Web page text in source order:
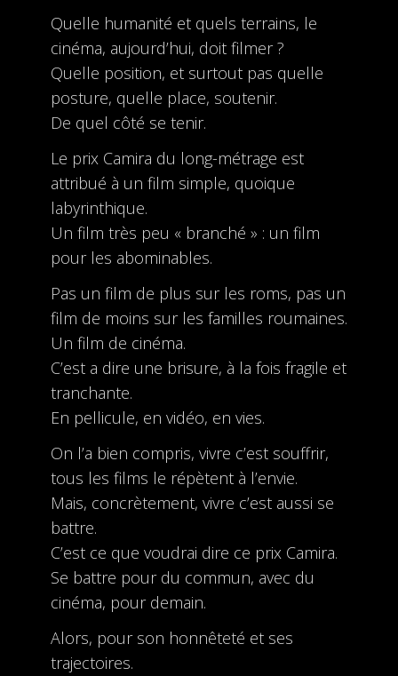
Quelle humanité et quels terrains, le
cinéma, aujourd’hui, doit filmer ?
Quelle position, et surtout pas quelle
posture, quelle place, soutenir.
De quel côté se tenir.
Le prix Camira du long-métrage est
attribué à un film simple, quoique
labyrinthique.
Un film très peu « branché » : un film
pour les abominables.
Pas un film de plus sur les roms, pas un
film de moins sur les familles roumaines.
Un film de cinéma.
C’est a dire une brisure, à la fois fragile et
tranchante.
En pellicule, en vidéo, en vies.
On l’a bien compris, vivre c’est souffrir,
tous les films le répètent à l’envie.
Mais, concrètement, vivre c’est aussi se
battre.
C’est ce que voudrai dire ce prix Camira.
Se battre pour du commun, avec du
cinéma, pour demain.
Alors, pour son honnêteté et ses
trajectoires.